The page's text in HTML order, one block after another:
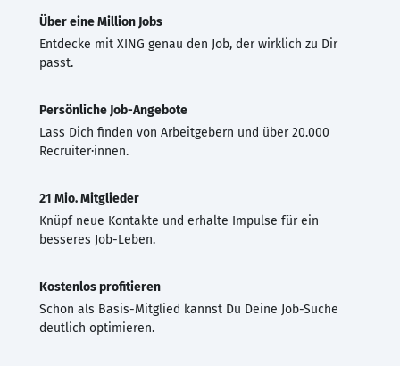
Über eine Million Jobs
Entdecke mit XING genau den Job, der wirklich zu Dir
passt.
Persönliche Job-Angebote
Lass Dich finden von Arbeitgebern und über 20.000
Recruiter·innen.
21 Mio. Mitglieder
Knüpf neue Kontakte und erhalte Impulse für ein
besseres Job-Leben.
Kostenlos profitieren
Schon als Basis-Mitglied kannst Du Deine Job-Suche
deutlich optimieren.